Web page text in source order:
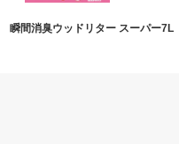
瞬間消臭ウッドリター スーパー7L